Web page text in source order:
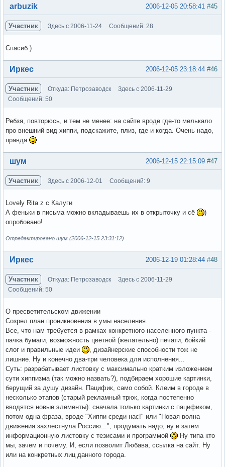
Вне форума #45
2006-12-05 20:58:41
arbuzik
Участник Здесь с 2006-11-24 Сообщений: 28
Спасиб:)
Вне форума #46
2006-12-05 23:18:44
Иркес
Участник Откуда: Петрозаводск
Здесь с 2006-11-29
Сообщений: 50
Ребзя, повторюсь, и тем не менее: на сайте вроде где-то мелькало
про внешний вид хиппи, подскажите, плиз, где и когда. Очень надо,
правда
Вне форума #47
2006-12-15 22:15:09
шум
Участник Здесь с 2006-12-01 Сообщений: 9
Lovely Rita z c Калуги
А феньки в письма можно вкладываешь их в открыточку и сё
)
опробовано!
Отредактировано шум (2006-12-15 23:31:12)
Вне форума #48
2006-12-19 01:28:44
Иркес
Участник Откуда: Петрозаводск
Здесь с 2006-11-29
Сообщений: 50
О пресветительском движении
Созрел план проникновения в умы населения.
Все, что нам требуется в рамках конкретного населенного пункта -
пачка бумаги, возможность цветной (желательно) печати, бойкий
слог и правильные идеи
, дизайнерские способности тож не
лишние. Ну и конечно два-три человека для исполнения...
Суть: разрабатывает листовку с максимально кратким изложением
сути хиппизма (так можно назвать?), подбираем хорошие картинки,
берущий за душу дизайн. Пацифик, само собой. Клеим в городе в
несколько этапов (старый рекламный трюк, когда постепенно
вводятся новые элементы): сначала только картинки с пацификом,
потом одна фраза, вроде "Хиппи среди нас!" или "Новая волна
движения захлестнула Россию...", продумать надо; ну и затем
информационную листовку с тезисами и программой
Ну типа кто
мы, зачем и почему. И, если позволит Любава, ссылка на сайт. Ну
или на конкретных лиц данного города.